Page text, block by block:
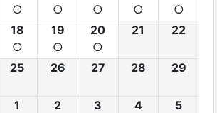
○
○
○
○
○
18
○
19
○
20
○
21 22
25 26 27 28 29
1 2 3 4 5